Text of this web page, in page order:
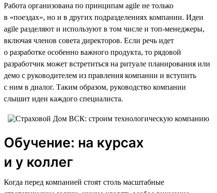
Работа организована по принципам agile не только
в «поездах», но и в других подразделениях компании. Идеи
agile разделяют и используют в том числе и топ-менеджеры,
включая членов совета директоров. Если речь идет
о разработке особенно важного продукта, то рядовой
разработчик может встретиться на ритуале планирования или
демо с руководителем из правления компании и вступить
с ним в диалог. Таким образом, руководство компании
слышит идеи каждого специалиста.
Обучение: на курсах
и у коллег
Когда перед компанией стоят столь масштабные